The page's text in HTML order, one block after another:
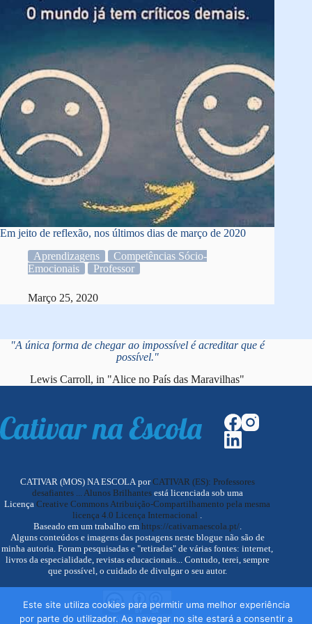
Em jeito de reflexão, nos últimos dias de março de 2020
Aprendizagens
Competências Sócio-
Emocionais
Professor
Março 25, 2020
"A única forma de chegar ao impossível é acreditar que é
possível."
Lewis Carroll, in "Alice no País das Maravilhas"
CATIVAR (MOS) NA ESCOLA porCATIVAR (ES): Professores
desafiantes ... Alunos Brilhantesestá licenciada sob uma
LicençaCreative Commons Atribuição-Compartilhamento pela mesma
licença 4.0 Licença Internacional
Baseado em um trabalho em https://cativarnaescola.pt/.
Alguns conteúdos e imagens das postagens neste blogue não são de
minha autoria. Foram pesquisadas e "retiradas" de várias fontes: internet,
livros da especialidade, revistas educacionais... Contudo, terei, sempre
que possível, o cuidado de divulgar o seu autor.
Política de Privacidade
Este site utiliza cookies para permitir uma melhor experiência
por parte do utilizador. Ao navegar no site estará a consentir a